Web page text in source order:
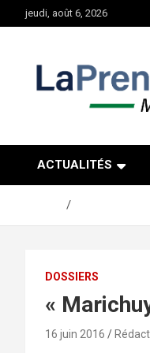
au
jeudi, août 6, 2026
ACTUALITÉS
DOSSIERS
«
16 juin 2016